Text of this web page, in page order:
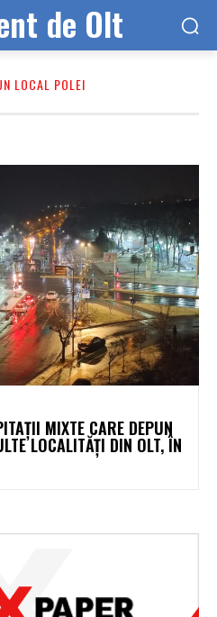
de Olt
LOCAL POLEI
MIXTE CARE DEPUN
LOCALITĂȚI DIN OLT, ÎN